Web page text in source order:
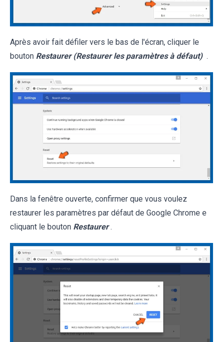
Après avoir fait défiler vers le bas de l'écran, cliquer le
bouton Restaurer (Restaurer les paramètres à défaut) .
Dans la fenêtre ouverte, confirmer que vous voulez
restaurer les paramètres par défaut de Google Chrome e
cliquant le bouton Restaurer .